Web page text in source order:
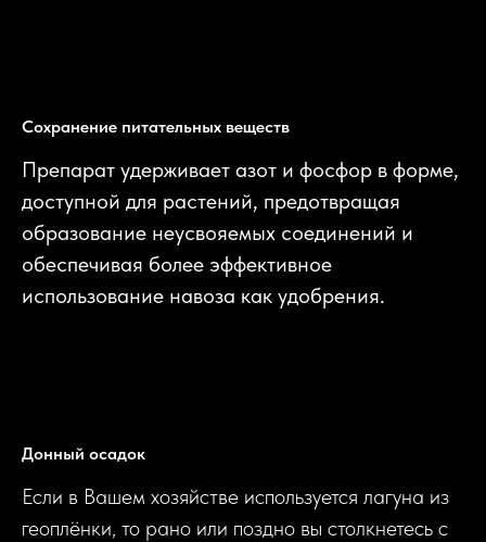
Сохранение питательных веществ
Препарат удерживает азот и фосфор в форме,
доступной для растений, предотвращая
образование неусвояемых соединений и
обеспечивая более эффективное
использование навоза как удобрения.
Донный осадок
Если в Вашем хозяйстве используется лагуна из
геоплёнки, то рано или поздно вы столкнетесь с